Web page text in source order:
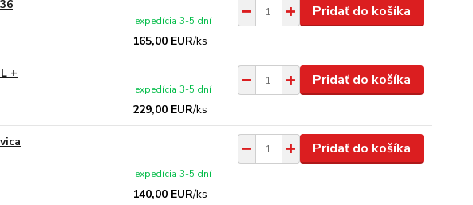
165,00 EUR/ks
expedícia 3-5 dní
Pridať do košíka
+
229,00 EUR/ks
expedícia 3-5 dní
Pridať do košíka
140,00 EUR/ks
expedícia 3-5 dní
Pridať do košíka